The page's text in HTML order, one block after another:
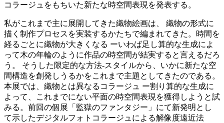
コラージュをもちいた新たな時空間表現を発表する。
私がこれまで主に展開してきた織物絵画は、 織物の形式に
描く制作プロセスを実装するかたちで編まれてきた。時間を
経るごとに織物が大きくなる ーいわば足し算的な生成によ
って木の年輪のように作品の時空間が結実すると言えるだろ
う。 そうした限定的な方法-スタイルから、いかに新たな空
間構造を創発しうるかをこれまで主題としてきたのである。
本展では、織物とは異なるコラージュ ー割り算的な生成に
よって、これまでにない平面の時空間表現を獲得しようと試
みる。前回の個展「監獄のファンタジー」にて新発明とし
て示したデジタルフォトコラージュによる解像度遠近法